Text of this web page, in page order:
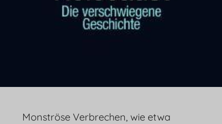
Monströse Verbrechen, wie etwa